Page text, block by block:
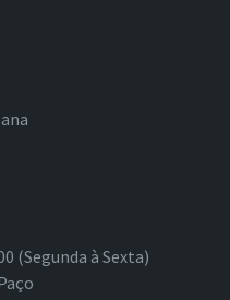
(Segunda à Sexta)